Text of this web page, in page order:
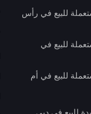
للبيع في رأس
للبيع في
للبيع في أم